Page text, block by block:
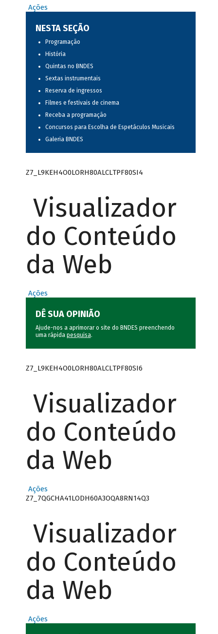
Ações
NESTA SEÇÃO
Programação
História
Quintas no BNDES
Sextas instrumentais
Reserva de ingressos
Filmes e festivais de cinema
Receba a programação
Concursos para Escolha de Espetáculos Musicais
Galeria BNDES
Z7_L9KEH4O0LORH80ALCLTPF80SI4
Visualizador
do Conteúdo
da Web
Ações
DÊ SUA OPINIÃO
Ajude-nos a aprimorar o site do BNDES preenchendo
uma rápida pesquisa.
Z7_L9KEH4O0LORH80ALCLTPF80SI6
Visualizador
do Conteúdo
da Web
Ações
Z7_7QGCHA41LODH60A3OQA8RN14Q3
Visualizador
do Conteúdo
da Web
Ações